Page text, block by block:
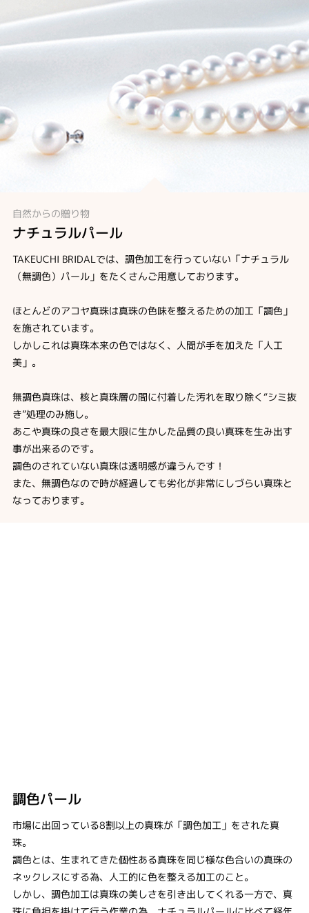
自然からの贈り物
ナチュラルパール
TAKEUCHI BRIDALでは、調色加工を行っていない「ナチュラル
（無調色）パール」をたくさんご用意しております。
ほとんどのアコヤ真珠は真珠の色味を整えるための加工「調色」
を施されています。
しかしこれは真珠本来の色ではなく、人間が手を加えた「人工
美」。
無調色真珠は、核と真珠層の間に付着した汚れを取り除く“シミ抜
き”処理のみ施し。
あこや真珠の良さを最大限に生かした品質の良い真珠を生み出す
事が出来るのです。
調色のされていない真珠は透明感が違うんです！
また、無調色なので時が経過しても劣化が非常にしづらい真珠と
なっております。
調色パール
市場に出回っている8割以上の真珠が「調色加工」をされた真
珠。
調色とは、生まれてきた個性ある真珠を同じ様な色合いの真珠の
ネックレスにする為、人工的に色を整える加工のこと。
しかし、調色加工は真珠の美しさを引き出してくれる一方で、真